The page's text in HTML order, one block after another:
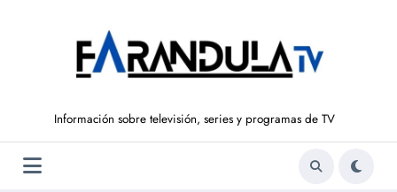
Información sobre televisión, series y programas de TV